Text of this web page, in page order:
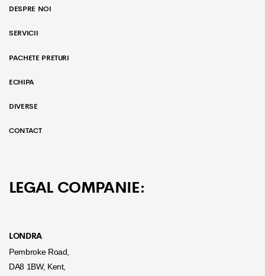
DESPRE NOI
SERVICII
PACHETE PRETURI
ECHIPA
DIVERSE
CONTACT
LEGAL COMPANIE:
LONDRA
Pembroke Road,
DA8 1BW, Kent,